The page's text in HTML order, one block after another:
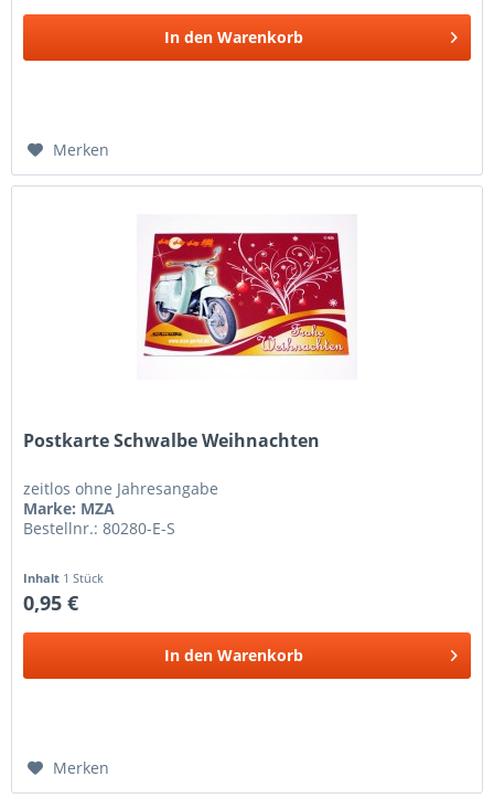
In den Warenkorb
Merken
Postkarte Schwalbe Weihnachten
zeitlos ohne Jahresangabe
Marke: MZA
Bestellnr.: 80280-E-S
Inhalt 1 Stück
0,95 €
In den Warenkorb
Merken